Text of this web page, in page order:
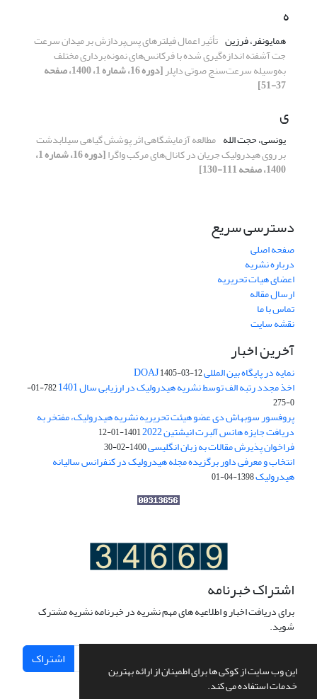
این وب سایت از کوکی ها برای اطمینان از ارائه بهترین
خدمات استفاده می کند.
ه
همایونفر، فرزین تأثیر اعمال فیلترهای پس‌پردازش بر میدان سرعت
جت آشفته اندازه‌گیری شده با فرکانس‌های نمونه‌برداری مختلف
به‌وسیله سرعت‌سنج صوتی داپلر [دوره 16، شماره 1، 1400، صفحه
37-51]
ی
یونسی، حجت الله مطالعه آزمایشگاهی اثر پوشش گیاهی سیلابدشت
بر روی هیدرولیک جریان در کانال‌های مرکب واگرا [دوره 16، شماره 1،
1400، صفحه 111-130]
دسترسی سریع
صفحه اصلی
درباره نشریه
اعضای هیات تحریریه
ارسال مقاله
تماس با ما
نقشه سایت
آخرین اخبار
نمایه در پایگاه بین المللی DOAJ1405-03-12
اخذ مجدد رتبه الف توسط نشریه هیدرولیک در ارزیابی سال 1401
782-01-
0-275
پروفسور سوبهاش دی عضو هیئت تحریریه نشریه هیدرولیک، مفتخر به
دریافت جایزه هانس آلبرت انیشتین 2022 1401-01-12
فراخوان پذیرش مقالات به زبان انگلیسی1400-02-30
انتخاب و معرفی داور برگزیده مجله هیدرولیک در کنفرانس سالیانه
هیدرولیک1398-04-01
اشتراک خبرنامه
برای دریافت اخبار و اطلاعیه های مهم نشریه در خبرنامه نشریه مشترک
شوید.
اشتراک